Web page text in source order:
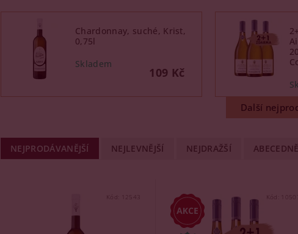
Chardonnay, suché, Krist,
0,75l
109 Kč
Další
NEJPRODÁVANĚJŠÍ NEJLEVNĚJŠÍ NEJDRAŽŠÍ ABECEDNĚ
Kód: 12543 Kód: